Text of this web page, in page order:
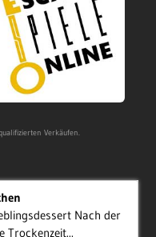
Verkäufen.
Nach der
Trockenzeit...